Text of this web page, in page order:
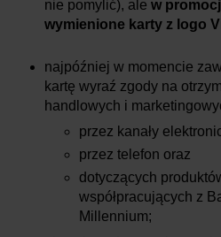
nie pomylić), ale w
wymienione karty z logo
najpóźniej w momencie
kartę wyraź zgody na
handlowych i
przez kanały
przez telefon oraz
dotyczących
współpracujących z
Millennium;